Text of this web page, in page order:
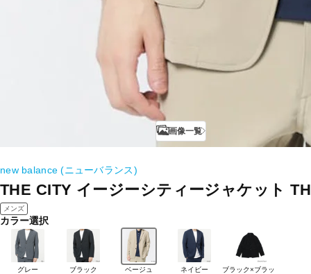
画像一覧
new balance (ニューバランス)
THE CITY イージーシティージャケット
メンズ
カラー選択
グレー ブラック ベージュ ネイビー
ブラック×ブラッ